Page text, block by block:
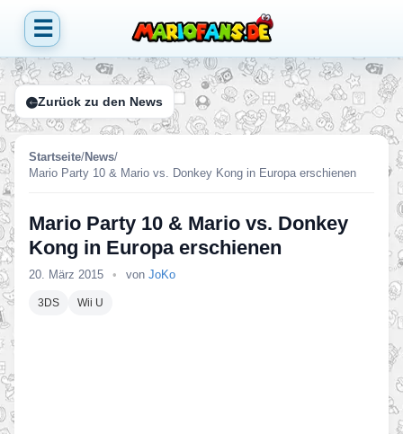
☰
Zurück zu den News
Startseite/News/
Mario Party 10 & Mario vs. Donkey Kong in Europa erschienen
Mario Party 10 & Mario vs. Donkey
Kong in Europa erschienen
20. März 2015 • von JoKo
3DS Wii U